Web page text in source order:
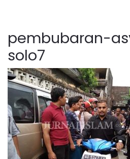
pembubaran-
solo7